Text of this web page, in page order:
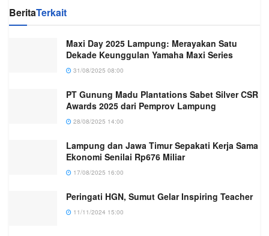
BeritaTerkait
Maxi Day 2025 Lampung: Merayakan Satu
Dekade Keunggulan Yamaha Maxi Series
31/08/2025 08:00
PT Gunung Madu Plantations Sabet Silver CSR
Awards 2025 dari Pemprov Lampung
28/08/2025 14:00
Lampung dan Jawa Timur Sepakati Kerja Sama
Ekonomi Senilai Rp676 Miliar
17/08/2025 16:00
Peringati HGN, Sumut Gelar Inspiring Teacher
11/11/2024 15:00